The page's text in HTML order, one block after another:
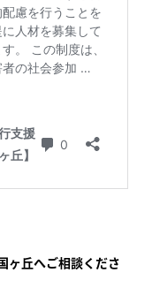
ヶ丘へご相談くださ